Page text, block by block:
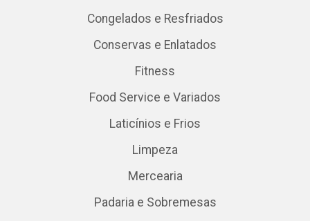
Congelados e Resfriados
Conservas e Enlatados
Fitness
Food Service e Variados
Laticínios e Frios
Limpeza
Mercearia
Padaria e Sobremesas